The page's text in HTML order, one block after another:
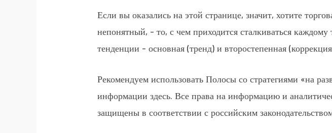
Если вы оказались на этой странице, значит, хотите
непонятный, – то, с чем приходится сталкиваться
тенденции – основная (тренд) и второстепенная
Рекомендуем использовать Полосы со стратегиями «на
информации здесь. Все права на информацию и
защищены в соответствии с российским